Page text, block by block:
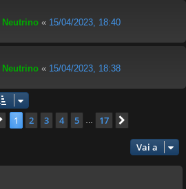
Neutrino « 15/04/2023, 18:40
Neutrino « 15/04/2023, 18:38
Pagina di 17
1 2 3 4 5 17
Vai a